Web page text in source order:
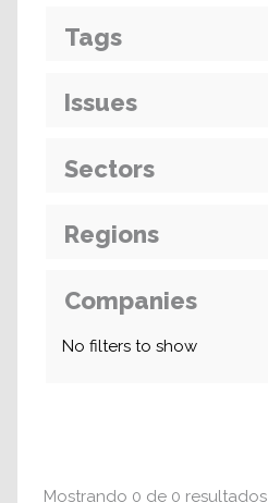
Mostrando 0 de 0 resultados
Tags
Issues
Sectors
Regions
Companies
No filters to show